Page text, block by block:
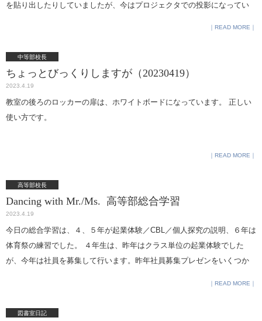
にサプライズとして米倉涼子さんから生徒たちへスペシャルメ ッセージ
が流されました。生徒たちはびっくり。 米倉さんからもこのドラマへの
とができたのではないでしょうか 。 川嶋様、AmazonPrimeの皆様、 そ
して取材にお越しいただきましたメディアの皆様、 本当にありがとうご
ざいました。エンジェルフライトサイト：https://www.
amazon.co.jp/dp/B0B66GL9PH
を貼り出したりしていましたが、今はプロジェクタでの投影になってい
READ MORE
中等部校長
ちょっとびっくりしますが（20230419）
2023.4.19
教室の後ろのロッカーの扉は、ホワイトボードになっています。 正しい
使い方です。
READ MORE
高等部校長
Dancing with Mr./Ms. 高等部総合学習
2023.4.19
今日の総合学習は、４、５年が起業体験／CBL／個人探究の説明、６年は
体育祭の練習でした。 ４年生は、昨年はクラス単位の起業体験でした
が、今年は社員を募集して行います。昨年社員募集プレゼンをいくつか
からは特に結果を出すためにどうすべきかを考えて行動してほしいと伝
READ MORE
図書室日記